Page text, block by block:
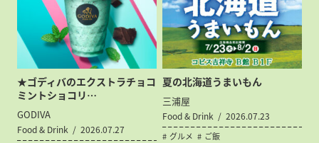
★ゴディバのエクストラチョコ
ミントショコリ…
GODIVA
Food & Drink 2026.07.27
夏の北海道うまいもん
三浦屋
Food & Drink 2026.07.23
グルメ ご飯